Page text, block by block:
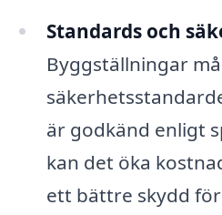
Standards och
Byggställningar
är godkänd enligt
kan det öka
ett bättre skydd